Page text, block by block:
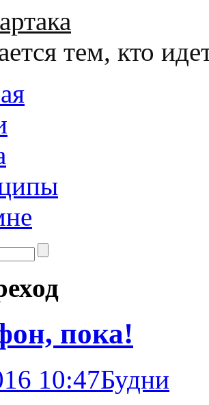
тем, кто
пока!
10:47Будни